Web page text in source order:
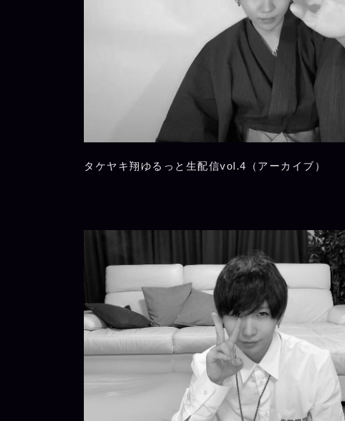
タケヤキ翔ゆるっと生配信vol.4（アーカイブ）